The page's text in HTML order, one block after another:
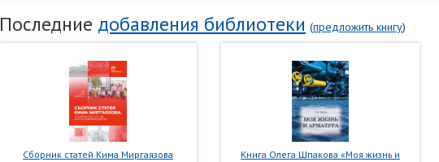
Последние добавления библиотеки (предложить книгу)
Сборник статей Кима Миргаязова
Книга Олега Шпакова «Моя жизнь и